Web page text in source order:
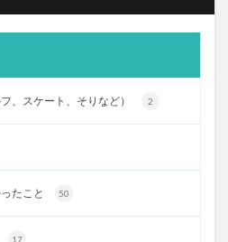
、スケート、そりなど） 2
たこと 50
17